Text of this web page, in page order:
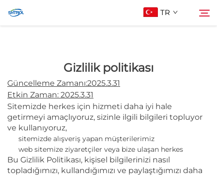
TR
Ürünler
Bize Ulaşın
Gizlilik politikası
Güncelleme Zamanı:2025.3.31
Etkin Zaman: 2025.3.31
Sitemizde herkes için hizmeti daha iyi hale
getirmeyi amaçlıyoruz, sizinle ilgili bilgileri topluyor
ve kullanıyoruz,
sitemizde alışveriş yapan müşterilerimiz
web sitemize ziyaretçiler veya bize ulaşan herkes
Bu Gizlilik Politikası, kişisel bilgilerinizi nasıl
topladığımızı, kullandığımızı ve paylaştığımızı daha